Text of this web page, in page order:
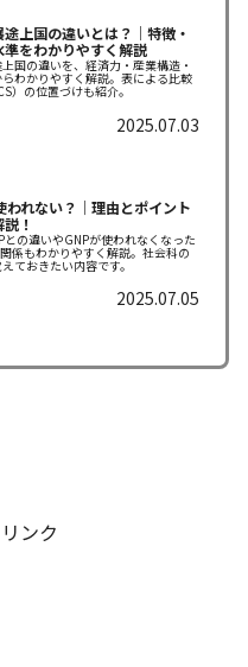
上国の違いとは？｜特徴・
準をわかりやすく解説
国の違いを、経済力・産業構造・
わかりやすく解説。表による比較
）の位置づけも紹介。
2025.07.03
われない？｜理由とポイント
！
との違いやGNPが使われなくなった
係もわかりやすく解説。社会科の
ておきたい内容です。
2025.07.05
ンク